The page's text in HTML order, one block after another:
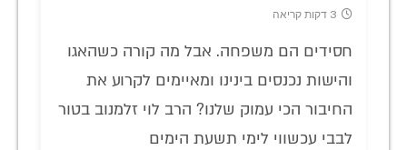
3 דקות קריאה
חסידים הם משפחה. אבל מה קורה כשהאגו
והישות נכנסים בינינו ומאיימים לקרוע את
החיבור הכי עמוק שלנו? הרב לוי זלמנוב בטור
לבבי עכשווי לימי תשעת הימים